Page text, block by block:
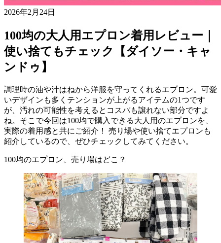
2026年2月24日
100均の大人用エプロン着用レビュー｜
使い捨てもチェック【ダイソー・キャ
ンドゥ】
調理時の油や汁はねから洋服を守ってくれるエプロン。可愛
いデザインも多くテンションが上がるアイテムの1つです
が、汚れの可能性を考えるとコスパも譲れない部分ですよ
ね。そこで今回は100均で購入できる大人用のエプロンを、
実際の着用感と共にご紹介！ 売り場や使い捨てエプロンも
紹介しているので、ぜひチェックしてみてください。
100均のエプロン、売り場はどこ？